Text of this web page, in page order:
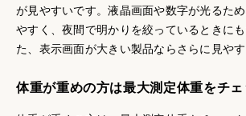
が見やすいです。液晶画面や数字が光るた
やすく、夜間で明かりを絞っているときに
た、表示画面が大きい製品ならさらに見やす
体重が重めの方は最大測定体重をチェ